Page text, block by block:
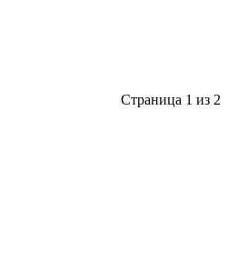
Страница 1 из 2